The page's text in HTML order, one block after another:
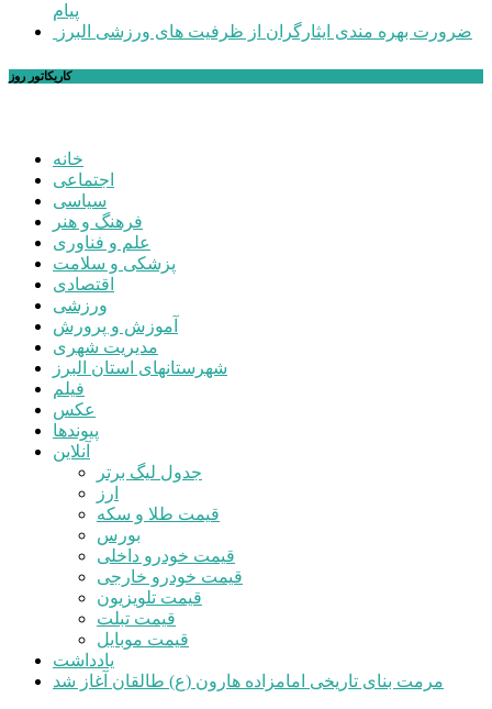
پیام
ضرورت بهره مندی ایثارگران از ظرفیت های ورزشی البرز
کاریکاتور روز
خانه
اجتماعی
سیاسی
فرهنگ و هنر
علم و فناوری
پزشکی و سلامت
اقتصادی
ورزشی
آموزش و پرورش
مدیریت شهری
شهرستانهای استان البرز
فیلم
عکس
پیوندها
آنلاین
جدول لیگ برتر
ارز
قیمت طلا و سکه
بورس
قیمت خودرو داخلی
قیمت خودرو خارجی
قیمت تلویزیون
قیمت تبلت
قیمت موبایل
یادداشت
مرمت بنای تاریخی امامزاده هارون (ع) طالقان آغاز شد